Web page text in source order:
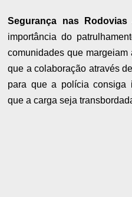
Segurança nas Rodovias
importância do
comunidades que margeiam
que a colaboração através
para que a polícia consiga
que a carga seja